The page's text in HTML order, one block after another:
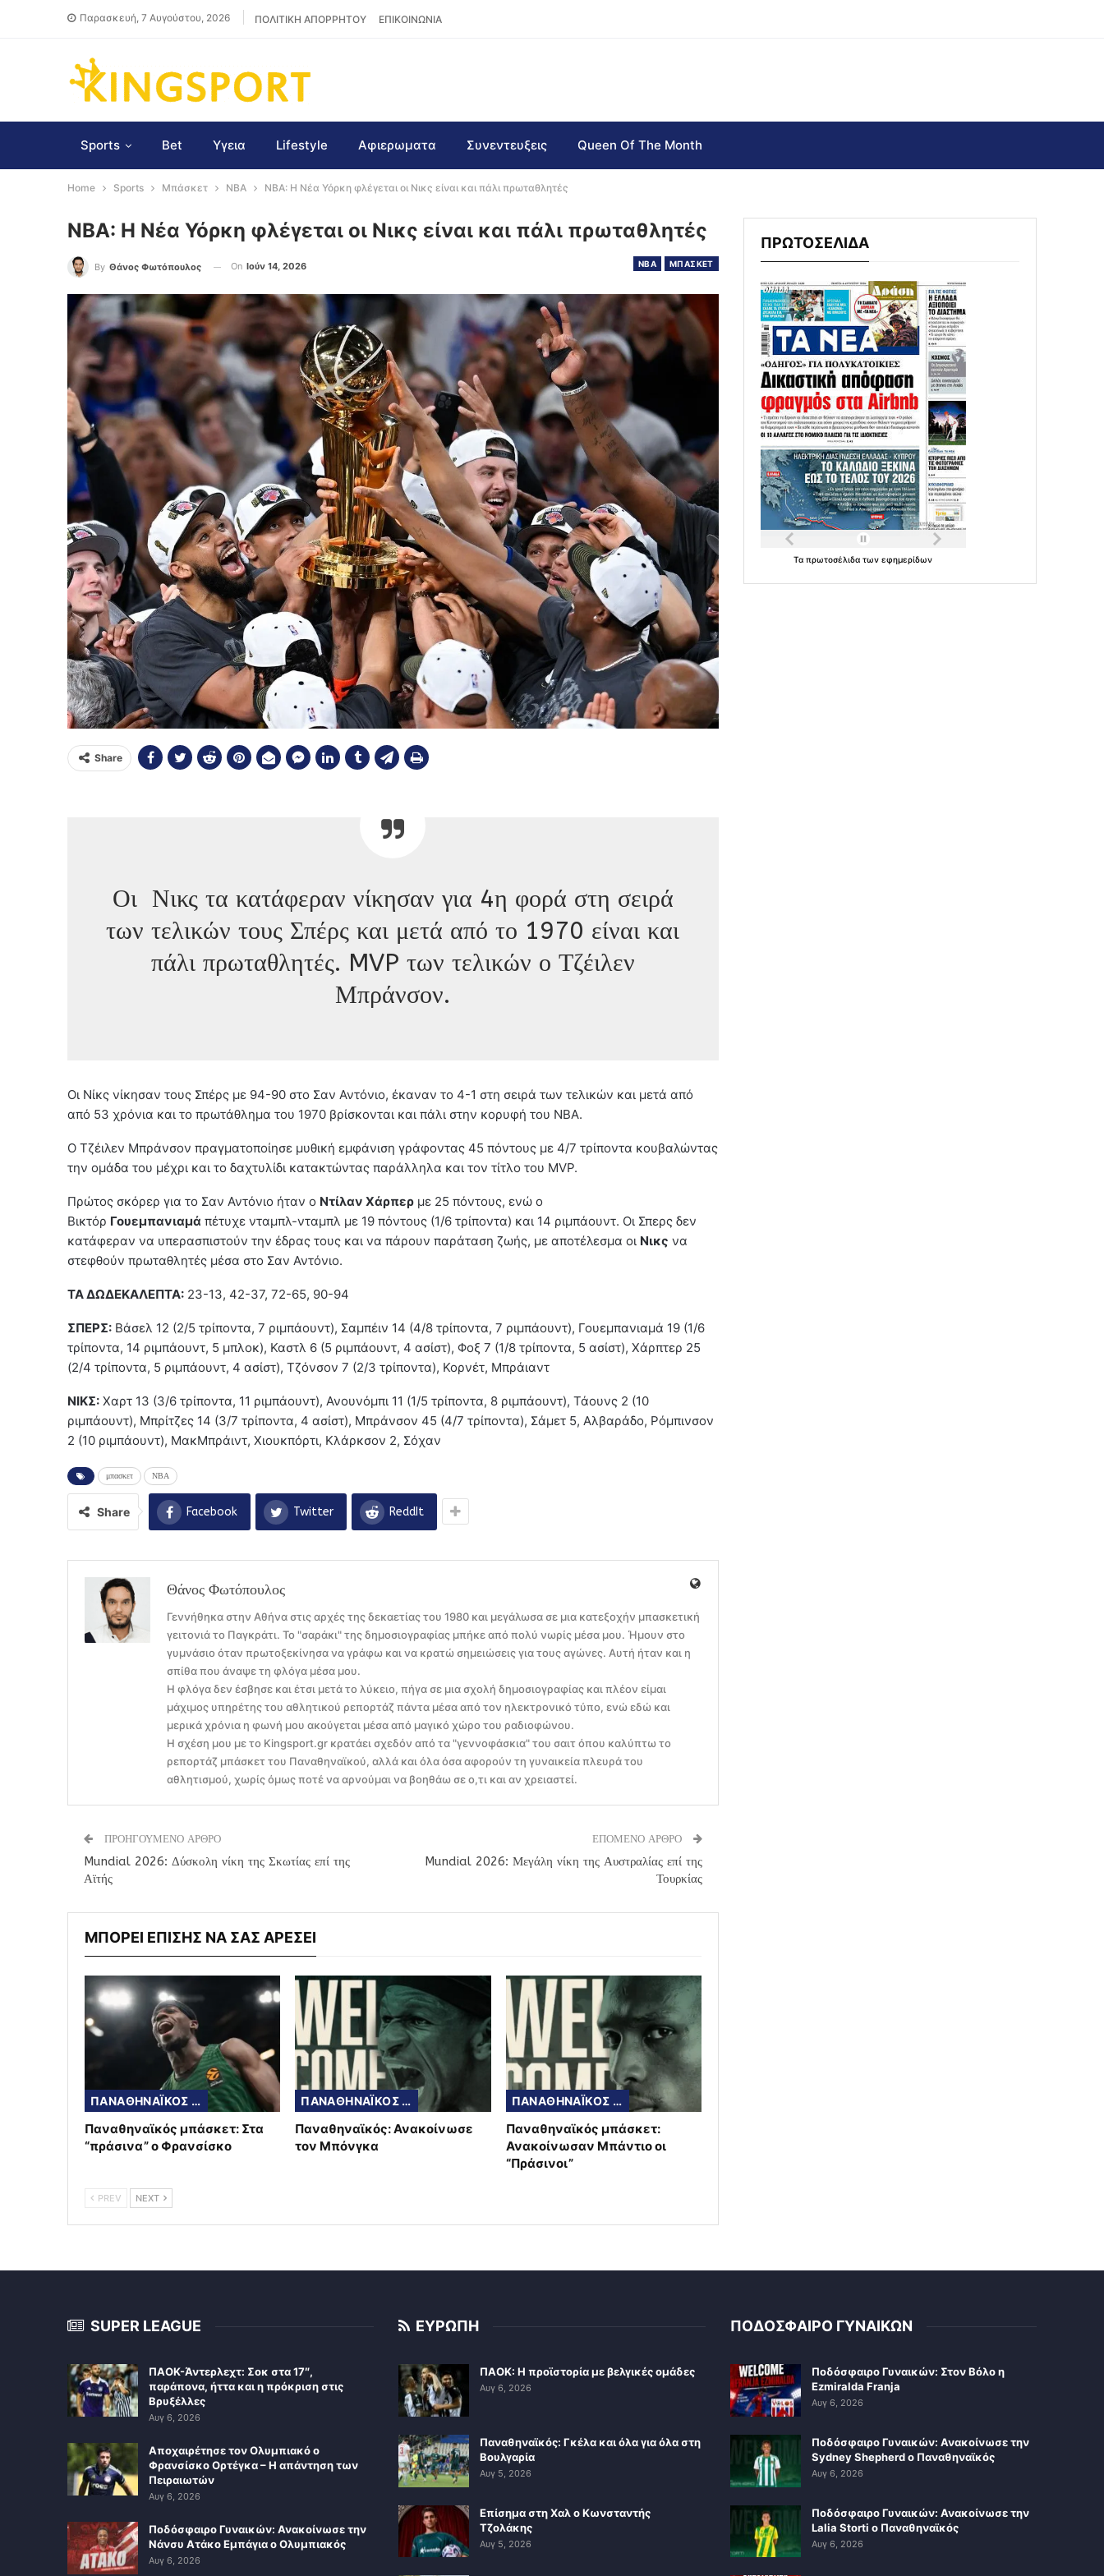
Παρασκευή, 7 Αυγούστου, 2026 ΠΟΛΙΤΙΚΗ ΑΠΟΡΡΗΤΟΥ ΕΠΙΚΟΙΝΩΝΙΑ
Sports Bet Υγεια Lifestyle Αφιερωματα Συνεντευξεις Queen Of The Month
Home Sports Μπάσκετ NBA NBA: Η Νέα Υόρκη φλέγεται οι Νικς είναι και πάλι πρωταθλητές
NBA: Η Νέα Υόρκη φλέγεται οι Νικς είναι και πάλι πρωταθλητές
NBA ΜΠΑΣΚΕΤ
By Θάνος Φωτόπουλος On Ιούν 14, 2026
Share
Οι Νικς τα κατάφεραν νίκησαν για 4η φορά στη σειρά
των τελικών τους Σπέρς και μετά από το 1970 είναι και
πάλι πρωταθλητές. MVP των τελικών ο Τζέιλεν
Μπράνσον.
Οι Νίκς νίκησαν τους Σπέρς με 94-90 στο Σαν Αντόνιο, έκαναν το 4-1 στη σειρά των τελικών και μετά από
από 53 χρόνια και το πρωτάθλημα του 1970 βρίσκονται και πάλι στην κορυφή του ΝΒΑ.
Ο Τζέιλεν Μπράνσον πραγματοποίησε μυθική εμφάνιση γράφοντας 45 πόντους με 4/7 τρίποντα κουβαλώντας
την ομάδα του μέχρι και το δαχτυλίδι κατακτώντας παράλληλα και τον τίτλο του MVP.
Πρώτος σκόρερ για το Σαν Αντόνιο ήταν ο Ντίλαν Χάρπερ με 25 πόντους, ενώ ο
Βικτόρ Γουεμπανιαμά πέτυχε νταμπλ-νταμπλ με 19 πόντους (1/6 τρίποντα) και 14 ριμπάουντ. Οι Σπερς δεν
κατάφεραν να υπερασπιστούν την έδρας τους και να πάρουν παράταση ζωής, με αποτέλεσμα οι Νικς να
στεφθούν πρωταθλητές μέσα στο Σαν Αντόνιο.
ΤΑ ΔΩΔΕΚΑΛΕΠΤΑ: 23-13, 42-37, 72-65, 90-94
ΣΠΕΡΣ: Βάσελ 12 (2/5 τρίποντα, 7 ριμπάουντ), Σαμπέιν 14 (4/8 τρίποντα, 7 ριμπάουντ), Γουεμπανιαμά 19 (1/6
τρίποντα, 14 ριμπάουντ, 5 μπλοκ), Καστλ 6 (5 ριμπάουντ, 4 ασίστ), Φοξ 7 (1/8 τρίποντα, 5 ασίστ), Χάρπτερ 25
(2/4 τρίποντα, 5 ριμπάουντ, 4 ασίστ), Τζόνσον 7 (2/3 τρίποντα), Κορνέτ, Μπράιαντ
ΝΙΚΣ: Χαρτ 13 (3/6 τρίποντα, 11 ριμπάουντ), Ανουνόμπι 11 (1/5 τρίποντα, 8 ριμπάουντ), Τάουνς 2 (10
ριμπάουντ), Μπρίτζες 14 (3/7 τρίποντα, 4 ασίστ), Μπράνσον 45 (4/7 τρίποντα), Σάμετ 5, Αλβαράδο, Ρόμπινσον
2 (10 ριμπάουντ), ΜακΜπράιντ, Χιουκπόρτι, Κλάρκσον 2, Σόχαν
μπασκετ ΝΒΑ
Share Facebook Twitter ReddIt
Θάνος Φωτόπουλος
Γεννήθηκα στην Αθήνα στις αρχές της δεκαετίας του 1980 και μεγάλωσα σε μια κατεξοχήν μπασκετική
γειτονιά το Παγκράτι. Το "σαράκι" της δημοσιογραφίας μπήκε από πολύ νωρίς μέσα μου. Ήμουν στο
γυμνάσιο όταν πρωτοξεκίνησα να γράφω και να κρατώ σημειώσεις για τους αγώνες. Αυτή ήταν και η
σπίθα που άναψε τη φλόγα μέσα μου.
Η φλόγα δεν έσβησε και έτσι μετά το λύκειο, πήγα σε μια σχολή δημοσιογραφίας και πλέον είμαι
μάχιμος υπηρέτης του αθλητικού ρεπορτάζ πάντα μέσα από τον ηλεκτρονικό τύπο, ενώ εδώ και
μερικά χρόνια η φωνή μου ακούγεται μέσα από μαγικό χώρο του ραδιοφώνου.
Η σχέση μου με το Kingsport.gr κρατάει σχεδόν από τα "γεννοφάσκια" του σαιτ όπου καλύπτω το
ρεπορτάζ μπάσκετ του Παναθηναϊκού, αλλά και όλα όσα αφορούν τη γυναικεία πλευρά του
αθλητισμού, χωρίς όμως ποτέ να αρνούμαι να βοηθάω σε ο,τι και αν χρειαστεί.
ΠΡΟΗΓΟΥΜΕΝΟ ΑΡΘΡΟ
Mundial 2026: Δύσκολη νίκη της Σκωτίας επί της
Αϊτής
ΕΠΟΜΕΝΟ ΑΡΘΡΟ
Mundial 2026: Μεγάλη νίκη της Αυστραλίας επί της
Τουρκίας
ΜΠΟΡΕΙ ΕΠΙΣΗΣ ΝΑ ΣΑΣ ΑΡΕΣΕΙ
ΠΑΝΑΘΗΝΑΪΚΟΣ ΜΠΑΣΚΕΤ
Παναθηναϊκός μπάσκετ: Στα
“πράσινα” ο Φρανσίσκο
ΠΑΝΑΘΗΝΑΪΚΟΣ ΜΠΑΣΚΕΤ
Παναθηναϊκός: Ανακοίνωσε
τον Μπόνγκα
ΠΑΝΑΘΗΝΑΪΚΟΣ ΜΠΑΣΚΕΤ
Παναθηναϊκός μπάσκετ:
Ανακοίνωσαν Μπάντιο οι
“Πράσινοι”
PREV NEXT
ΠΡΩΤΟΣΕΛΙΔΑ
Ταπρωτοσέλιδατωνεφημερίδων
SUPER LEAGUE
ΠΑΟΚ-Άντερλεχτ: Σοκ στα 17″,
παράπονα, ήττα και η πρόκριση στις
Βρυξέλλες
Αυγ 6, 2026
Αποχαιρέτησε τον Ολυμπιακό ο
Φρανσίσκο Ορτέγκα – Η απάντηση των
Πειραιωτών
Αυγ 6, 2026
Ποδόσφαιρο Γυναικών: Ανακοίνωσε την
Νάνσυ Ατάκο Εμπάγια ο Ολυμπιακός
Αυγ 6, 2026
ΕΥΡΩΠΗ
ΠΑΟΚ: Η προϊστορία με βελγικές ομάδες
Αυγ 6, 2026
Παναθηναϊκός: Γκέλα και όλα για όλα στη
Βουλγαρία
Αυγ 5, 2026
Επίσημα στη Χαλ ο Κωνσταντής
Τζολάκης
Αυγ 5, 2026
ΠΟΔΟΣΦΑΙΡΟ ΓΥΝΑΙΚΩΝ
Ποδόσφαιρο Γυναικών: Στον Βόλο η
Ezmiralda Franja
Αυγ 6, 2026
Ποδόσφαιρο Γυναικών: Ανακοίνωσε την
Sydney Shepherd ο Παναθηναϊκός
Αυγ 6, 2026
Ποδόσφαιρο Γυναικών: Ανακοίνωσε την
Lalia Storti ο Παναθηναϊκός
Αυγ 6, 2026